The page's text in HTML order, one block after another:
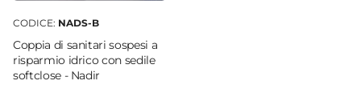
CODICE: NADS-B
Coppia di sanitari sospesi a
risparmio idrico con sedile
softclose - Nadir